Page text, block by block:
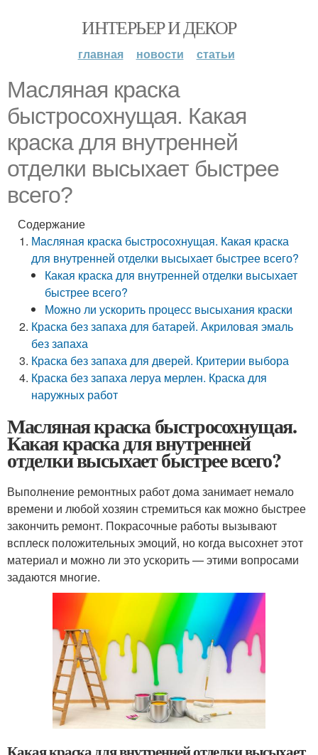
ИНТЕРЬЕР И ДЕКОР
главная новости статьи
Масляная краска
быстросохнущая. Какая
краска для внутренней
отделки высыхает быстрее
всего?
Содержание
Масляная краска быстросохнущая. Какая краска
для внутренней отделки высыхает быстрее всего?
Какая краска для внутренней отделки высыхает
быстрее всего?
Можно ли ускорить процесс высыхания краски
Краска без запаха для батарей. Акриловая эмаль
без запаха
Краска без запаха для дверей. Критерии выбора
Краска без запаха леруа мерлен. Краска для
наружных работ
Масляная краска быстросохнущая.
Какая краска для внутренней
отделки высыхает быстрее всего?
Выполнение ремонтных работ дома занимает немало
времени и любой хозяин стремиться как можно быстрее
закончить ремонт. Покрасочные работы вызывают
всплеск положительных эмоций, но когда высохнет этот
материал и можно ли это ускорить — этими вопросами
задаются многие.